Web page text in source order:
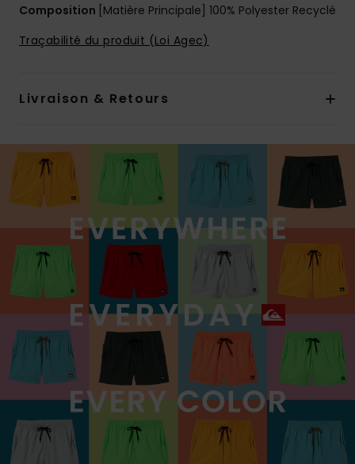
Composition [Matière Principale] 100% Polyester Recyclé
Traçabilité du produit (Loi Agec)
Livraison & Retours